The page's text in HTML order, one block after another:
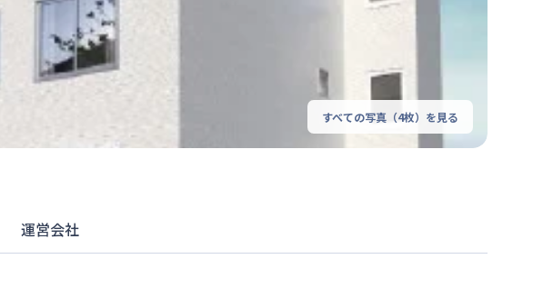
すべての写真（4枚）を見る
運営会社